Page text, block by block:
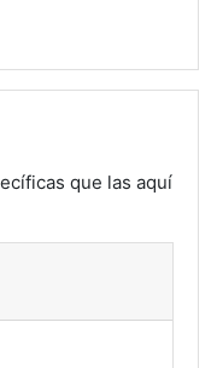
que las aquí